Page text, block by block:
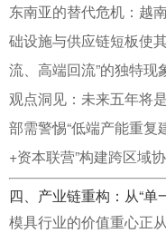
东南亚的替代危机 ：越
础设施与供应链短板使
流、高端回流”的独特现
观点洞见 ：未来五年将
部需警惕“低端产能重复
+资本联营”构建跨区域协
四、产业链重构：从“单
模具行业的价值重心正